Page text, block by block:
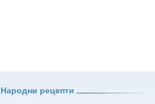
Народни рецепти